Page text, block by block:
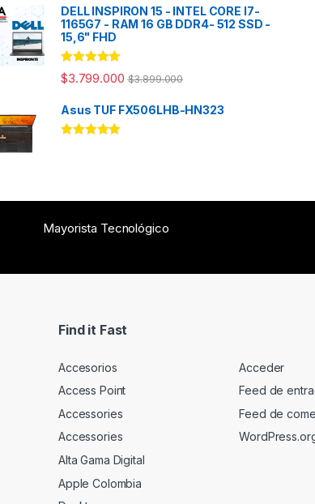
DELL INSPIRON 15 - INTEL CORE I7-
1165G7 - RAM 16 GB DDR4- 512 SSD -
15,6" FHD
Rated5.00
out of 5
$3.799.000 $3.899.000
Asus TUF FX506LHB-HN323
Mayorista Tecnológico
Find it Fast
Accesorios
Access Point
Accessories
Accessories
Alta Gama Digital
Apple Colombia
Acceder
Feed de
Feed de